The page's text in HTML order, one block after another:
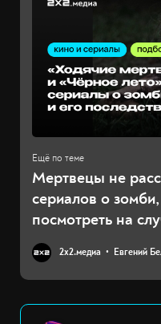
Мертвецы не
сериалов о
посмотреть на
2х2.медиа Евгений